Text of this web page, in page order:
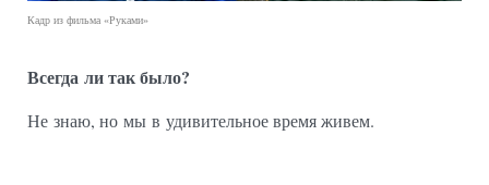
Кадр из фильма «Руками»
Всегда ли так было?
Не знаю, но мы в удивительное время живем.